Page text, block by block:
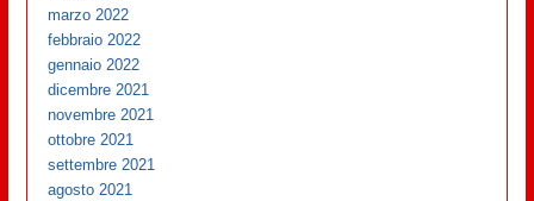
marzo 2022
febbraio 2022
gennaio 2022
dicembre 2021
novembre 2021
ottobre 2021
settembre 2021
agosto 2021